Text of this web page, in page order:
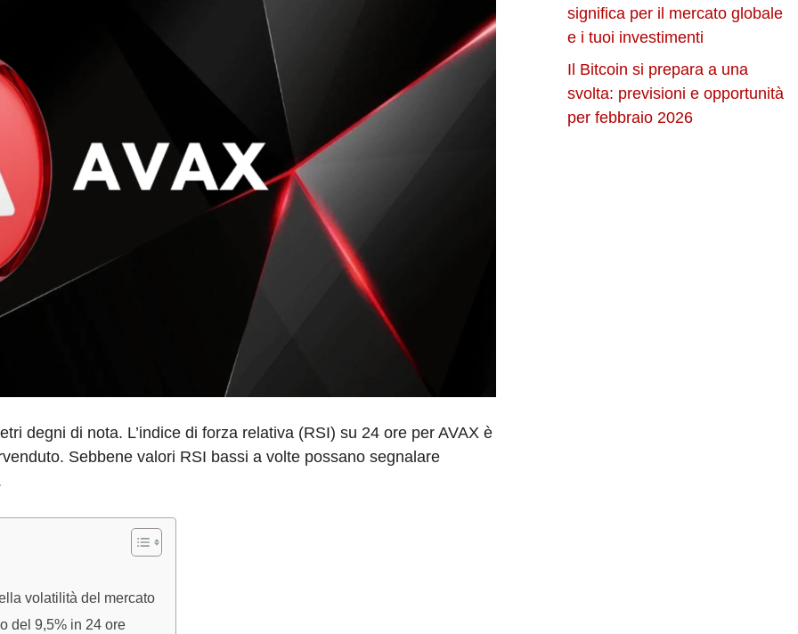
degni di nota. L’indice di forza relativa (RSI) su 24 ore per AVAX è
Sebbene valori RSI bassi a volte possano segnalare
volatilità del mercato
del 9,5% in 24 ore
significa per il mercato globale
e i tuoi investimenti
Il Bitcoin si prepara a una
svolta: previsioni e opportunità
per febbraio 2026